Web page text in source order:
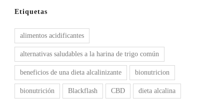
Etiquetas
alimentos acidificantes
alternativas saludables a la harina de trigo común
beneficios de una dieta alcalinizante bionutricion
bionutrición Blackflash CBD dieta alcalina